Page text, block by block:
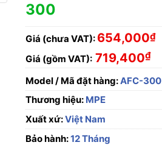
300
Giá (chưa VAT): 654,000₫
Giá (gồm VAT): 719,400₫
Model / Mã đặt hàng:AFC-300
Thương hiệu: MPE
Xuất xứ:Việt Nam
Bảo hành:12 Tháng